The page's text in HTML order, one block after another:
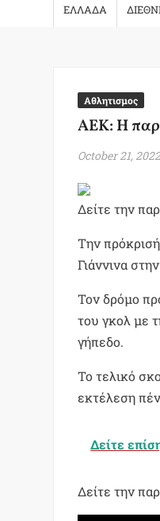
ΕΛΛΑΔΑ
Αθλητισμος
AEK: H
October 21,
Δείτε την
Την
Γιάννινα
Τον δρόμο
του γκολ με
γήπεδο.
Το τελικό
εκτέλεση
Δείτε
Δείτε την